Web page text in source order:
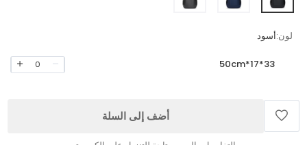
لون:أسود
33*17*50cm
0
أضف إلى السلة